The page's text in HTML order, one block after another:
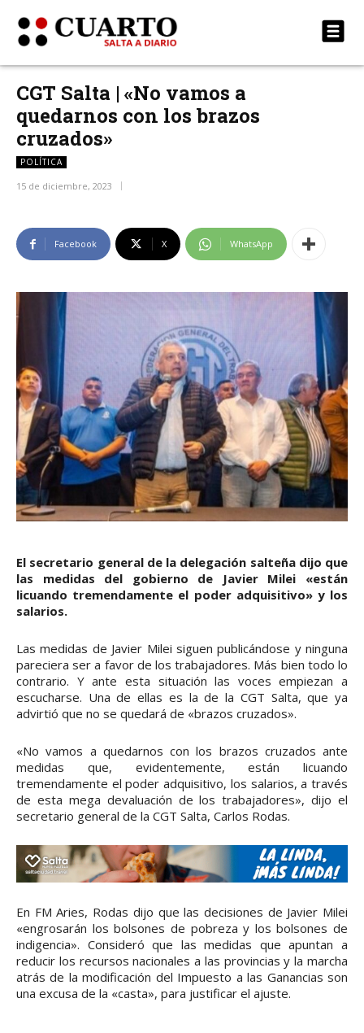
CGT Salta | «No vamos a
quedarnos con los brazos
cruzados»
POLÍTICA
15 de diciembre, 2023
Facebook X WhatsApp
El secretario general de la delegación salteña dijo que
las medidas del gobierno de Javier Milei «están
licuando tremendamente el poder adquisitivo» y los
salarios.
Las medidas de Javier Milei siguen publicándose y ninguna
pareciera ser a favor de los trabajadores. Más bien todo lo
contrario. Y ante esta situación las voces empiezan a
escucharse. Una de ellas es la de la CGT Salta, que ya
advirtió que no se quedará de «brazos cruzados».
«No vamos a quedarnos con los brazos cruzados ante
medidas que, evidentemente, están licuando
tremendamente el poder adquisitivo, los salarios, a través
de esta mega devaluación de los trabajadores», dijo el
secretario general de la CGT Salta, Carlos Rodas.
En FM Aries, Rodas dijo que las decisiones de Javier Milei
«engrosarán los bolsones de pobreza y los bolsones de
indigencia». Consideró que las medidas que apuntan a
reducir los recursos nacionales a las provincias y la marcha
atrás de la modificación del Impuesto a las Ganancias son
una excusa de la «casta», para justificar el ajuste.